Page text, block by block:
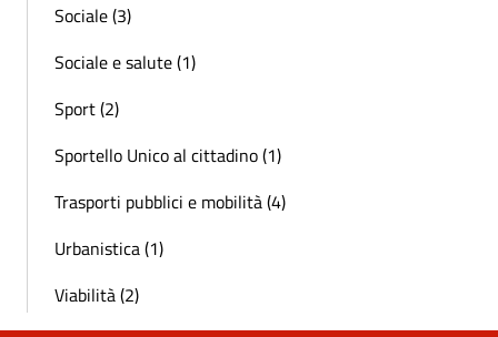
Sociale (3)
Sociale e salute (1)
Sport (2)
Sportello Unico al cittadino (1)
Trasporti pubblici e mobilità (4)
Urbanistica (1)
Viabilità (2)